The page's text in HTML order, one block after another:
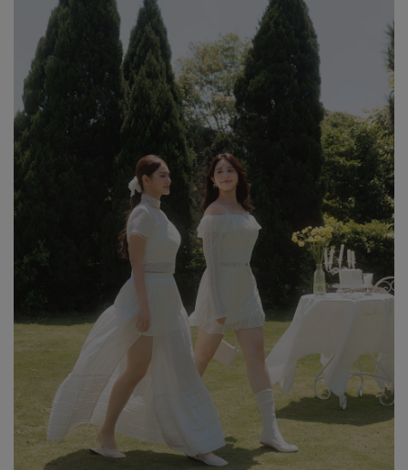
MODEL資訊
身高168cm／胸圍Bust：90cm
腰圍Waist：71cm／臀圍hips：99cm
試穿報告：模特兒穿著XL號
身高174cm／胸圍Bust：80cm
腰圍Waist：60cm／臀圍hips：91cm
試穿報告：模特兒穿著S號